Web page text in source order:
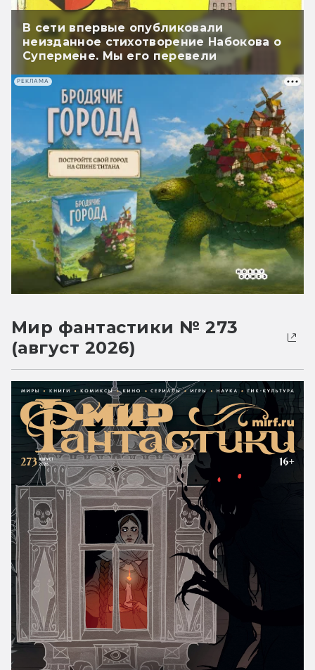
В сети впервые опубликовали
неизданное стихотворение Набокова о
Супермене. Мы его перевели
РЕКЛАМА
Мир фантастики № 273
(август 2026)